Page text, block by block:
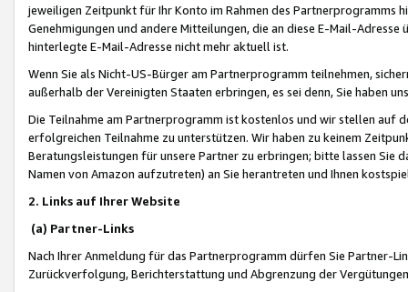
jeweiligen Zeitpunkt für Ihr Konto im Rahmen des Partnerprogramms
Genehmigungen und andere Mitteilungen, die an diese E-Mail-
hinterlegte E-Mail-Adresse nicht mehr aktuell ist.
Wenn Sie als Nicht-US-Bürger am Partnerprogramm teilnehmen,
außerhalb der Vereinigten Staaten erbringen, es sei denn, Sie haben
Die Teilnahme am Partnerprogramm ist kostenlos und wir stellen auf
erfolgreichen Teilnahme zu unterstützen. Wir haben zu keinem
Beratungsleistungen für unsere Partner zu erbringen; bitte lassen Sie
Namen von Amazon aufzutreten) an Sie herantreten und Ihnen
2. Links auf Ihrer Website
(a) Partner-Links
Nach Ihrer Anmeldung für das Partnerprogramm dürfen Sie Partner-
Zurückverfolgung, Berichterstattung und Abgrenzung der